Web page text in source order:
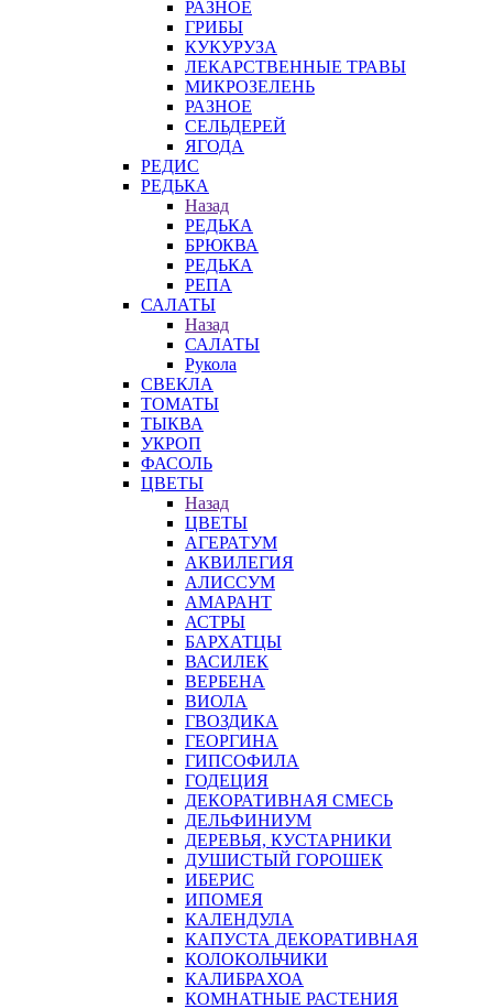
РАЗНОЕ
ГРИБЫ
КУКУРУЗА
ЛЕКАРСТВЕННЫЕ ТРАВЫ
МИКРОЗЕЛЕНЬ
РАЗНОЕ
СЕЛЬДЕРЕЙ
ЯГОДА
РЕДИС
РЕДЬКА
Назад
РЕДЬКА
БРЮКВА
РЕДЬКА
РЕПА
САЛАТЫ
Назад
САЛАТЫ
Рукола
СВЕКЛА
ТОМАТЫ
ТЫКВА
УКРОП
ФАСОЛЬ
ЦВЕТЫ
Назад
ЦВЕТЫ
АГЕРАТУМ
АКВИЛЕГИЯ
АЛИССУМ
АМАРАНТ
АСТРЫ
БАРХАТЦЫ
ВАСИЛЕК
ВЕРБЕНА
ВИОЛА
ГВОЗДИКА
ГЕОРГИНА
ГИПСОФИЛА
ГОДЕЦИЯ
ДЕКОРАТИВНАЯ СМЕСЬ
ДЕЛЬФИНИУМ
ДЕРЕВЬЯ, КУСТАРНИКИ
ДУШИСТЫЙ ГОРОШЕК
ИБЕРИС
ИПОМЕЯ
КАЛЕНДУЛА
КАПУСТА ДЕКОРАТИВНАЯ
КОЛОКОЛЬЧИКИ
КАЛИБРАХОА
КОМНАТНЫЕ РАСТЕНИЯ